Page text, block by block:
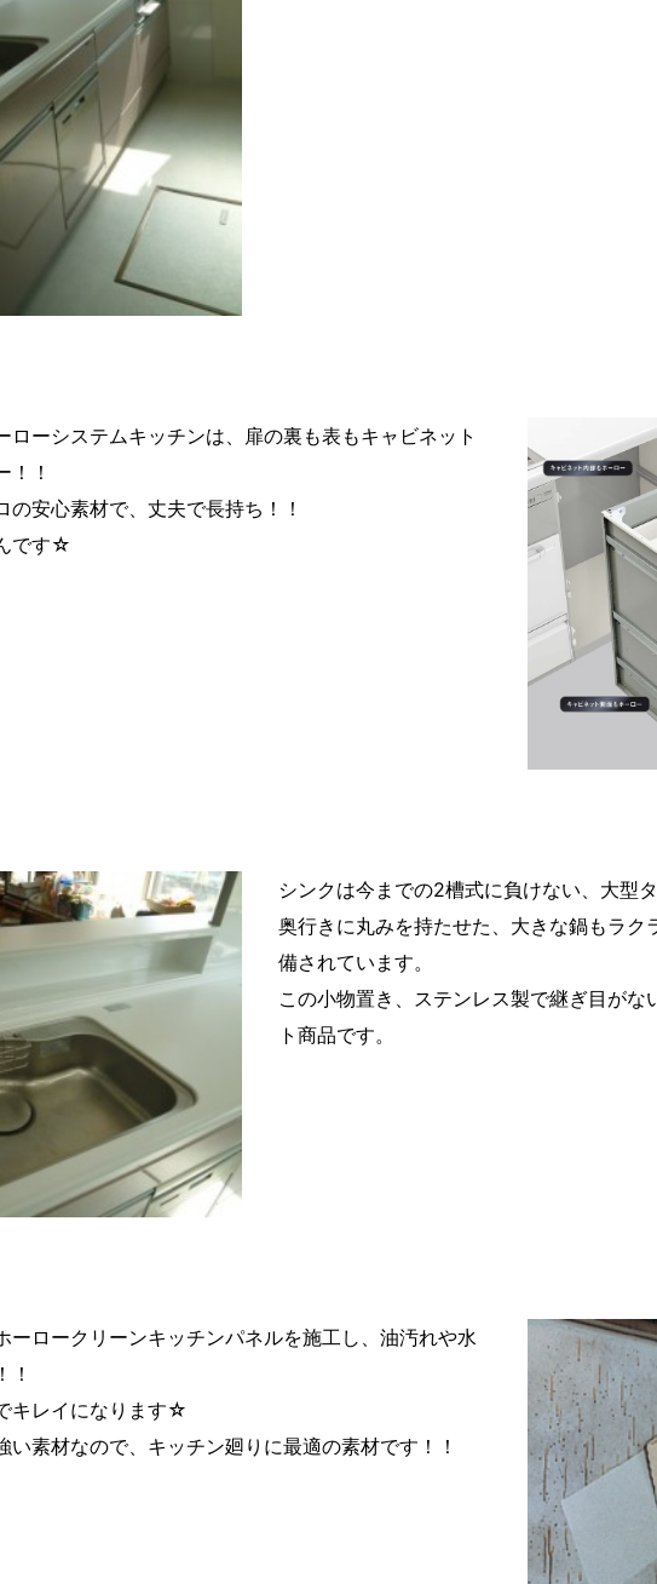
ローシステムキッチンは、扉の裏も表もキャビネット
！！
安心素材で、丈夫で長持ち！！
です☆
シンクは今までの2槽式に負けない、大型
奥行きに丸みを持たせた、大きな鍋もラ
備されています。
この小物置き、ステンレス製で継ぎ目が
ト商品です。
ーロークリーンキッチンパネルを施工し、油汚れや水
！
キレイになります☆
素材なので、キッチン廻りに最適の素材です！！